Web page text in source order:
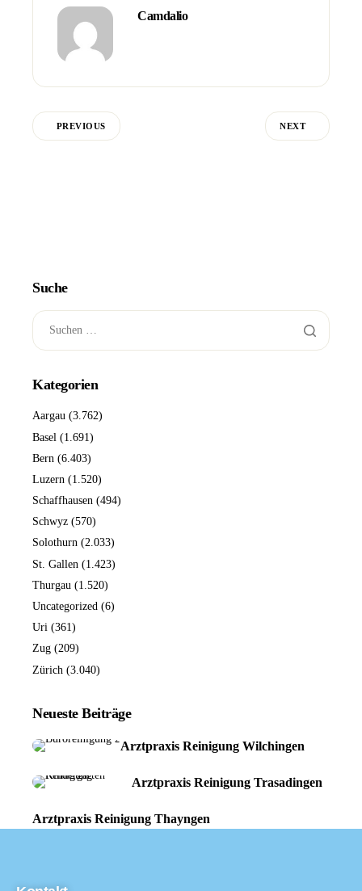
Camdalio
PREVIOUS NEXT
Suche
Kategorien
Aargau (3.762)
Basel (1.691)
Bern (6.403)
Luzern (1.520)
Schaffhausen (494)
Schwyz (570)
Solothurn (2.033)
St. Gallen (1.423)
Thurgau (1.520)
Uncategorized (6)
Uri (361)
Zug (209)
Zürich (3.040)
Neueste Beiträge
Arztpraxis Reinigung Wilchingen
Arztpraxis Reinigung Trasadingen
Arztpraxis Reinigung Thayngen